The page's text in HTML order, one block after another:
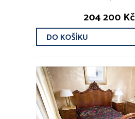
204 200 Kč
DO KOŠÍKU